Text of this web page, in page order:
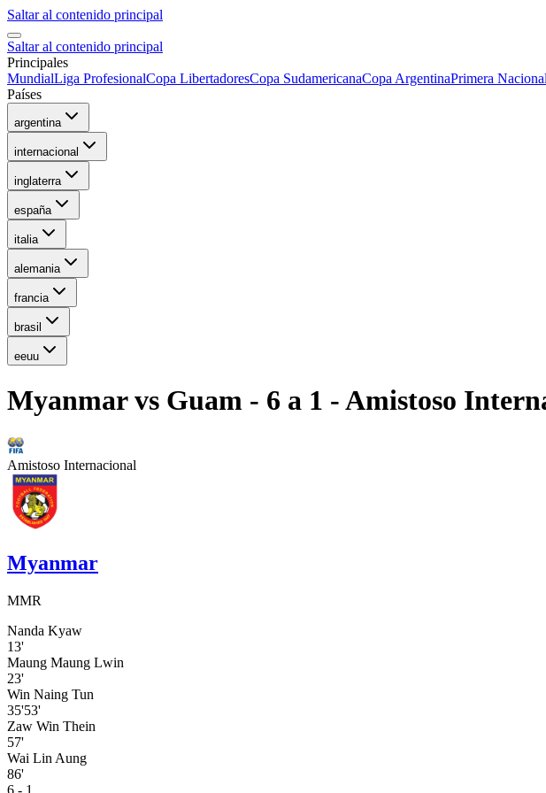
Saltar al contenido principal
Saltar al contenido principal
Principales
MundialLiga ProfesionalCopa LibertadoresCopa SudamericanaCopa ArgentinaPrimera Nacional
Países
argentina
internacional
inglaterra
españa
italia
alemania
francia
brasil
eeuu
Myanmarvs Guam - 6 a 1 - Amistoso
Amistoso Internacional
Myanmar
MMR
Nanda Kyaw
13'
Maung Maung Lwin
23'
Win Naing Tun
35'53'
Zaw Win Thein
57'
Wai Lin Aung
86'
6 - 1